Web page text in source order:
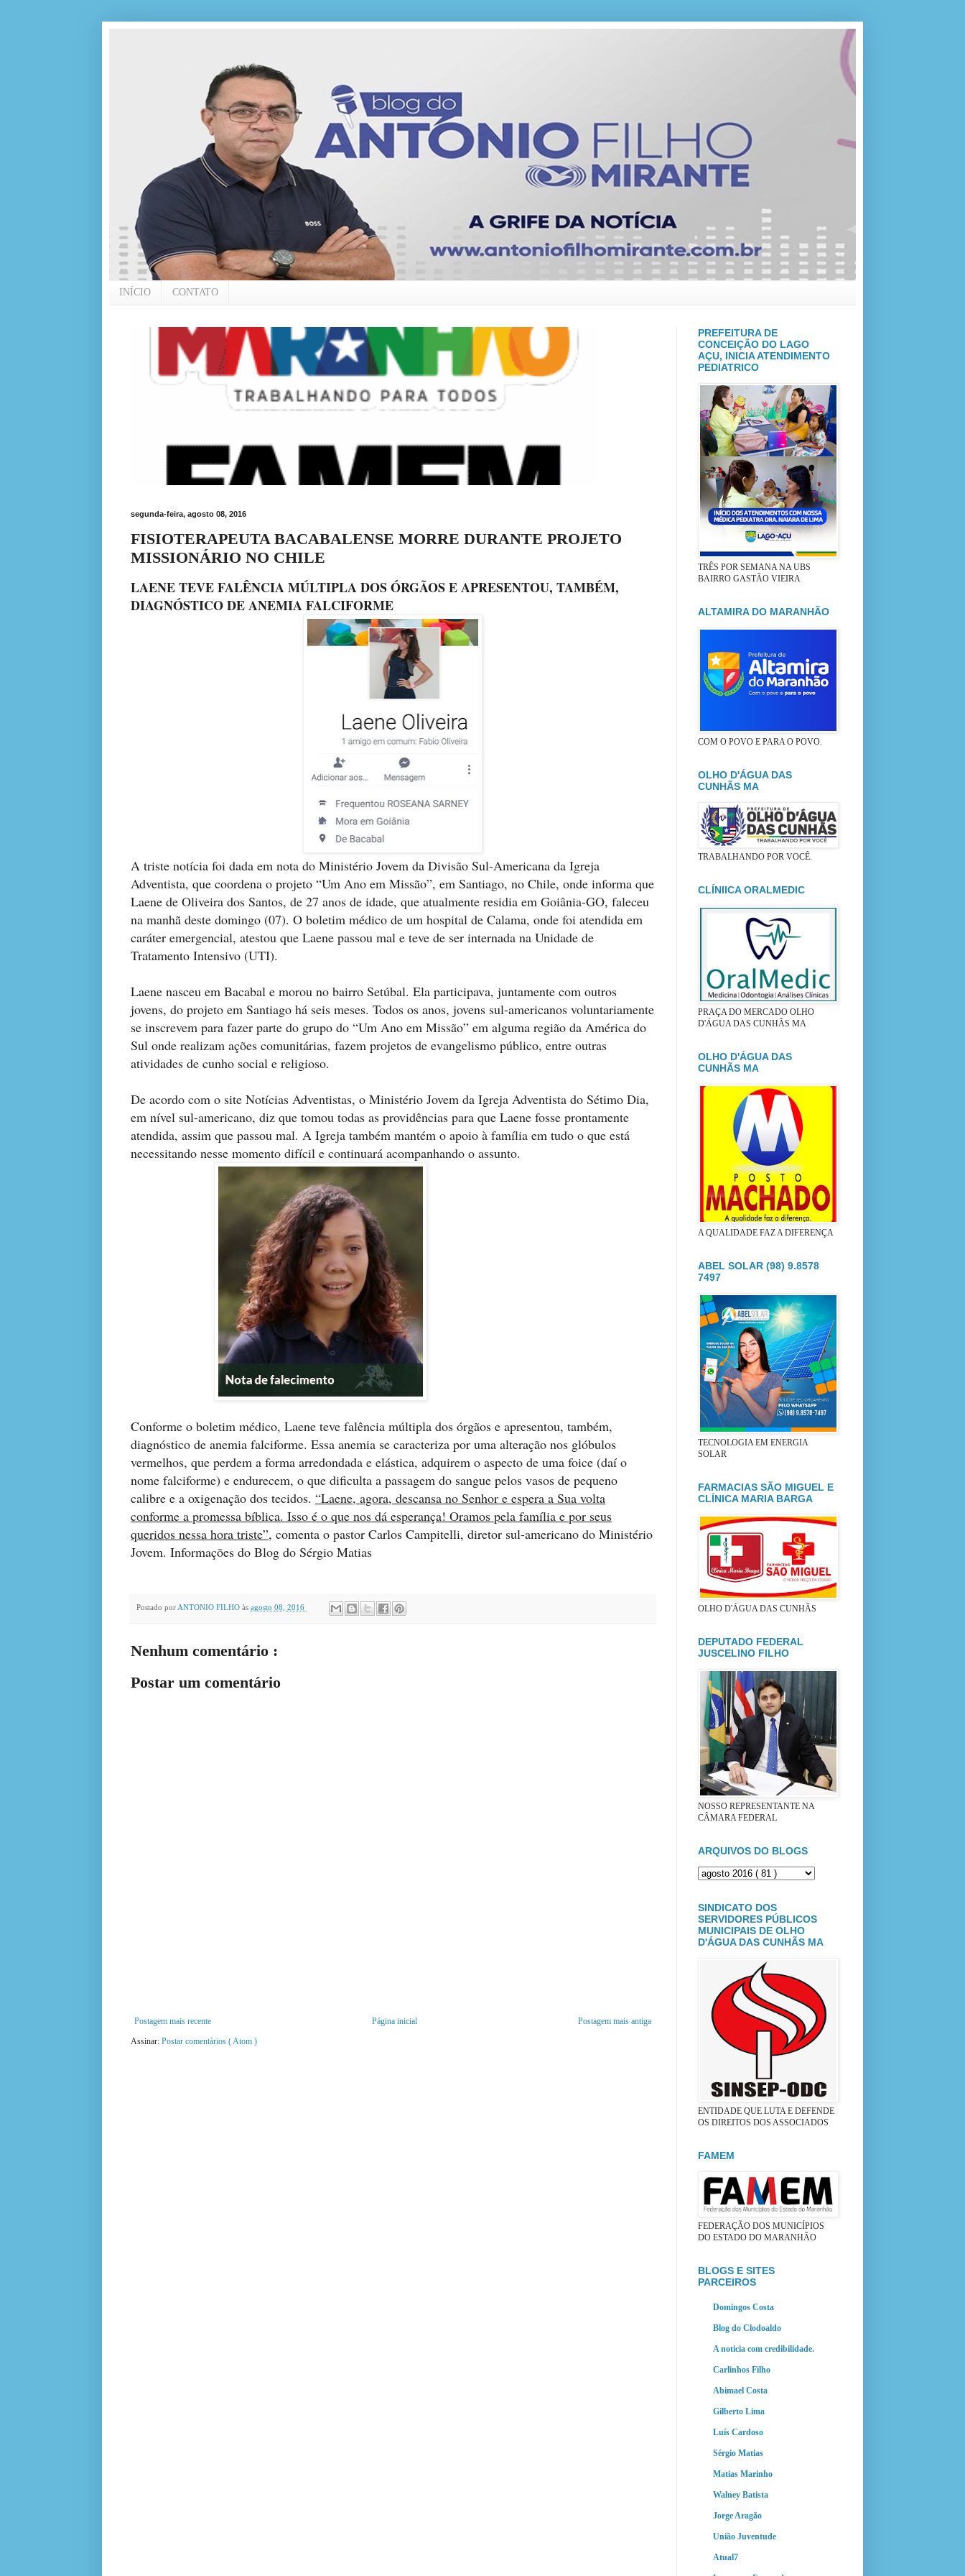
INÍCIO CONTATO
segunda-feira, agosto 08, 2016
FISIOTERAPEUTA BACABALENSE MORRE DURANTE PROJETO
MISSIONÁRIO NO CHILE
LAENE TEVE FALÊNCIA MÚLTIPLA DOS ÓRGÃOS E APRESENTOU, TAMBÉM,
DIAGNÓSTICO DE ANEMIA FALCIFORME
A triste notícia foi dada em nota do Ministério Jovem da Divisão Sul-Americana da Igreja
Adventista, que coordena o projeto “Um Ano em Missão”, em Santiago, no Chile, onde informa que
Laene de Oliveira dos Santos, de 27 anos de idade, que atualmente residia em Goiânia-GO, faleceu
na manhã deste domingo (07). O boletim médico de um hospital de Calama, onde foi atendida em
caráter emergencial, atestou que Laene passou mal e teve de ser internada na Unidade de
Tratamento Intensivo (UTI).
Laene nasceu em Bacabal e morou no bairro Setúbal. Ela participava, juntamente com outros
jovens, do projeto em Santiago há seis meses. Todos os anos, jovens sul-americanos voluntariamente
se inscrevem para fazer parte do grupo do “Um Ano em Missão” em alguma região da América do
Sul onde realizam ações comunitárias, fazem projetos de evangelismo público, entre outras
atividades de cunho social e religioso.
De acordo com o site Notícias Adventistas, o Ministério Jovem da Igreja Adventista do Sétimo Dia,
em nível sul-americano, diz que tomou todas as providências para que Laene fosse prontamente
atendida, assim que passou mal. A Igreja também mantém o apoio à família em tudo o que está
necessitando nesse momento difícil e continuará acompanhando o assunto.
Conforme o boletim médico, Laene teve falência múltipla dos órgãos e apresentou, também,
diagnóstico de anemia falciforme. Essa anemia se caracteriza por uma alteração nos glóbulos
vermelhos, que perdem a forma arredondada e elástica, adquirem o aspecto de uma foice (daí o
nome falciforme) e endurecem, o que dificulta a passagem do sangue pelos vasos de pequeno
calibre e a oxigenação dos tecidos. “Laene, agora, descansa no Senhor e espera a Sua volta
conforme a promessa bíblica. Isso é o que nos dá esperança! Oramos pela família e por seus
queridos nessa hora triste”, comenta o pastor Carlos Campitelli, diretor sul-americano do Ministério
Jovem. Informações do Blog do Sérgio Matias
Postado por ANTONIO FILHO às agosto 08, 2016
Nenhum comentário :
Postar um comentário
Postagem mais recente Postagem mais antiga
Página inicial
Assinar: Postar comentários ( Atom )
PREFEITURA DE
CONCEIÇÃO DO LAGO
AÇU, INICIA ATENDIMENTO
PEDIATRICO
TRÊS POR SEMANA NA UBS
BAIRRO GASTÃO VIEIRA
ALTAMIRA DO MARANHÃO
COM O POVO E PARA O POVO.
OLHO D'ÁGUA DAS
CUNHÃS MA
TRABALHANDO POR VOCÊ.
CLÍNIICA ORALMEDIC
PRAÇA DO MERCADO OLHO
D'ÁGUA DAS CUNHÃS MA
OLHO D'ÁGUA DAS
CUNHÃS MA
A QUALIDADE FAZ A DIFERENÇA
ABEL SOLAR (98) 9.8578
7497
TECNOLOGIA EM ENERGIA
SOLAR
FARMACIAS SÃO MIGUEL E
CLÍNICA MARIA BARGA
OLHO D'ÁGUA DAS CUNHÃS
DEPUTADO FEDERAL
JUSCELINO FILHO
NOSSO REPRESENTANTE NA
CÂMARA FEDERAL
ARQUIVOS DO BLOGS
SINDICATO DOS
SERVIDORES PÚBLICOS
MUNICIPAIS DE OLHO
D'ÁGUA DAS CUNHÃS MA
ENTIDADE QUE LUTA E DEFENDE
OS DIREITOS DOS ASSOCIADOS
FAMEM
FEDERAÇÃO DOS MUNICÍPIOS
DO ESTADO DO MARANHÃO
BLOGS E SITES
PARCEIROS
Domingos Costa
Blog do Clodoaldo
A noticia com credibilidade.
Carlinhos Filho
Abimael Costa
Gilberto Lima
Luís Cardoso
Sérgio Matias
Matias Marinho
Walney Batista
Jorge Aragão
União Juventude
Atual7